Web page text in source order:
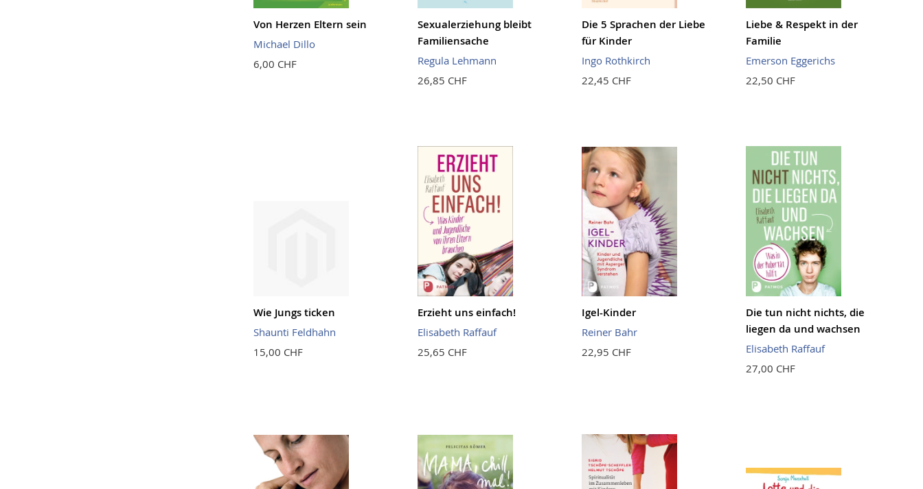
Von Herzen Eltern sein
Michael Dillo
6,00 CHF
Sexualerziehung bleibt
Familiensache
Regula Lehmann
26,85 CHF
Die 5 Sprachen der Liebe
für Kinder
Ingo Rothkirch
22,45 CHF
Liebe & Respekt in der
Familie
Emerson Eggerichs
22,50 CHF
Wie Jungs ticken
Shaunti Feldhahn
15,00 CHF
Erzieht uns einfach!
Elisabeth Raffauf
25,65 CHF
Igel-Kinder
Reiner Bahr
22,95 CHF
Die tun nicht nichts, die
liegen da und wachsen
Elisabeth Raffauf
27,00 CHF